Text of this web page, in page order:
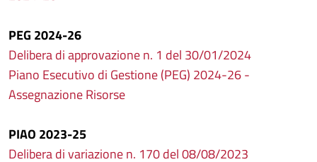
PEG 2024-26
Delibera di approvazione n. 1 del 30/01/2024
Piano Esecutivo di Gestione (PEG) 2024-26 -
Assegnazione Risorse
PIAO 2023-25
Delibera di variazione n. 170 del 08/08/2023